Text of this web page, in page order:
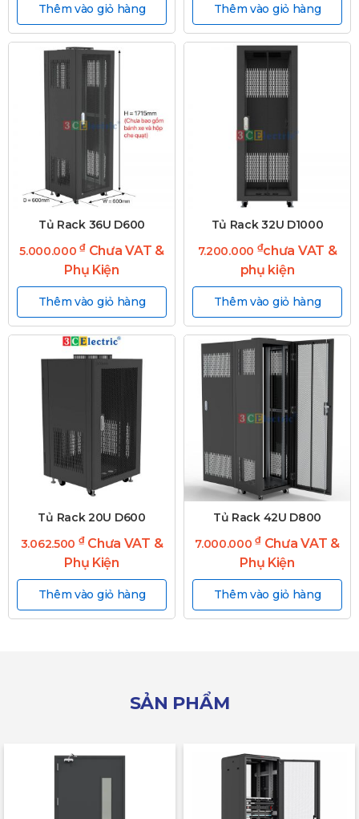
Thêm vào giỏ hàng Thêm vào giỏ hàng
Tủ Rack 36U D600
5.000.000₫ Chưa VAT &
Phụ Kiện
Thêm vào giỏ hàng
Tủ Rack 32U D1000
7.200.000 ₫chưa VAT &
phụ kiện
Thêm vào giỏ hàng
Tủ Rack 20U D600
3.062.500 ₫Chưa VAT &
Phụ Kiện
Thêm vào giỏ hàng
Tủ Rack 42U D800
7.000.000₫ Chưa VAT &
Phụ Kiện
Thêm vào giỏ hàng
SẢN PHẨM